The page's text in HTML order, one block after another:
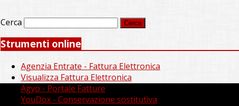
Cerca
Strumenti online
Agenzia Entrate - Fattura Elettronica
Visualizza Fattura Elettronica
Agyo - Portale Fatture
YouDox - Conservazione sostitutiva